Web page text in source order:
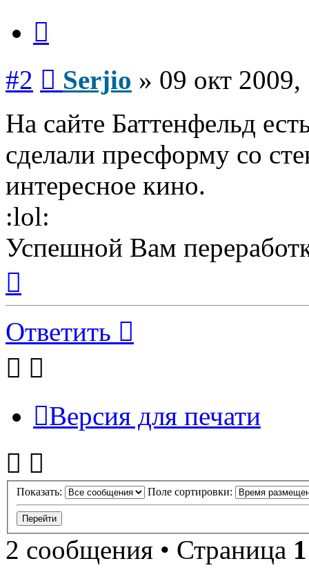
#2 Serjio » 09 окт
На сайте Баттенфельд
сделали пресформу со
интересное кино.
:lol:
Успешной Вам
началу
Ответить
Версия для печати
Показать: Поле сортировки:
2 сообщения • Страница 1